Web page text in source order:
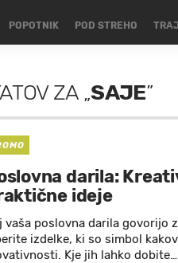
POPOTNIK POD STREHO
ZA„SAJE”
darila:
ideje
vaša poslovna darila govorijo
izdelke, ki so simbol
Kje jih lahko dobite…